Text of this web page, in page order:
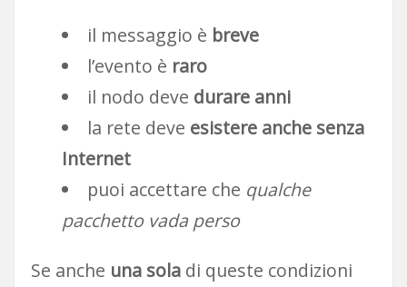
il messaggio è breve
l’evento è raro
il nodo deve durare anni
la rete deve esistere anche senza
Internet
puoi accettare che qualche
pacchetto vada perso
Se anche una soladi queste condizioni